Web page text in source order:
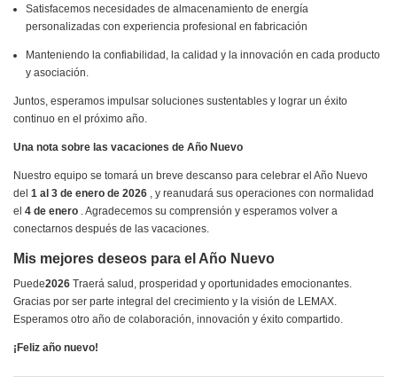
Satisfacemos necesidades de almacenamiento de energía
personalizadas con experiencia profesional en fabricación
Manteniendo la confiabilidad, la calidad y la innovación en cada producto
y asociación.
Juntos, esperamos impulsar soluciones sustentables y lograr un éxito
continuo en el próximo año.
Una nota sobre las vacaciones de Año Nuevo
Nuestro equipo se tomará un breve descanso para celebrar el Año Nuevo
del 1 al 3 de enero de 2026 , y reanudará sus operaciones con normalidad
el 4 de enero . Agradecemos su comprensión y esperamos volver a
conectarnos después de las vacaciones.
Mis mejores deseos para el Año Nuevo
Puede2026 Traerá salud, prosperidad y oportunidades emocionantes.
Gracias por ser parte integral del crecimiento y la visión de LEMAX.
Esperamos otro año de colaboración, innovación y éxito compartido.
¡Feliz año nuevo!